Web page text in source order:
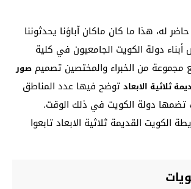
له، هذا ما كان ماكان آباؤنا يحدثوننا
دولة الكويت الجامعيون في كلية
مجموعة من الخبراء والمختصين تصميم صور
ثلاثية الابعاد توضح فيها عدد المناطق
تضمها دولة الكويت في ذلك الوقت.
الكويت القديمة ثلاثية الابعاد تابعوا